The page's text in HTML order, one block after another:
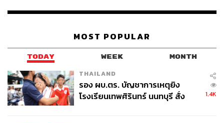
MOST POPULAR
TODAY WEEK MONTH
THAILAND
รอง ผบ.ตร. บัญชาการเหตุยิง
โรงเรียนเทพศิรินทร์ นนทบุรี สั่ง
1.4K